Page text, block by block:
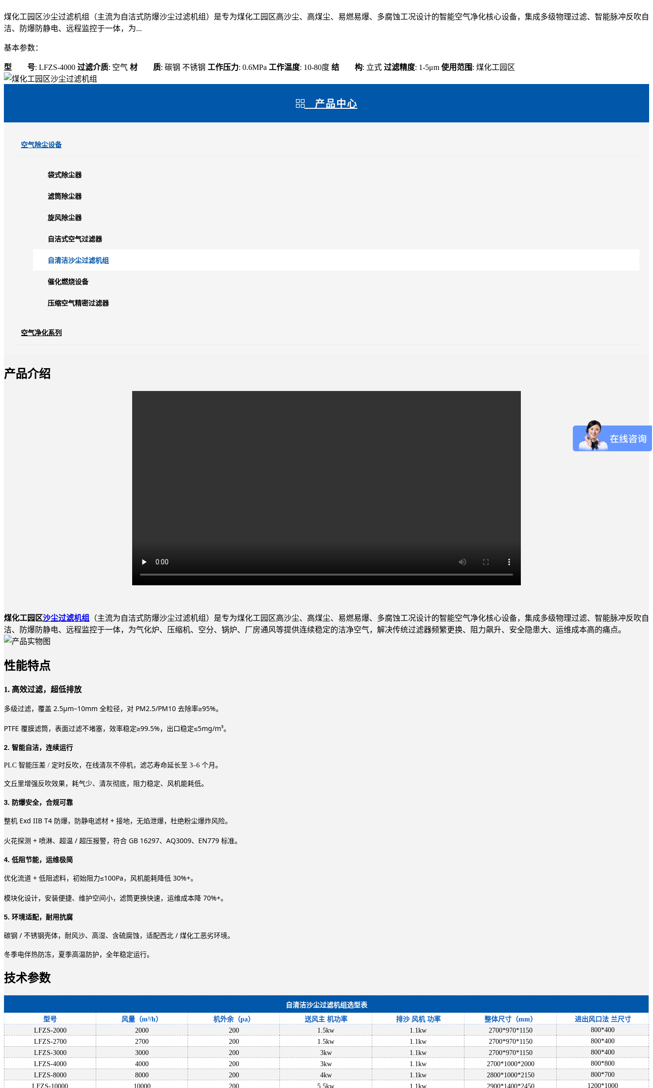
煤化工园区沙尘过滤机组（主流为自洁式防爆沙尘过滤机组）是专为煤化工园区高沙尘、高煤尘、易燃易爆、多腐蚀工况设计的智能空气净化核心设备，集成多级物理过滤、智能脉冲反吹自
洁、防爆防静电、远程监控于一体，为...
基本参数：
型 号: LFZS-4000 过滤介质: 空气 材 质: 碳钢 不锈钢 工作压力: 0.6MPa 工作温度: 10-80度 结 构: 立式 过滤精度: 1-5μm 使用范围: 煤化工园区
产品中心
空气除尘设备
袋式除尘器
滤筒除尘器
旋风除尘器
自洁式空气过滤器
自清洁沙尘过滤机组
催化燃烧设备
压缩空气精密过滤器
空气净化系列
产品介绍
煤化工园区沙尘过滤机组
（主流为自洁式防爆沙尘过滤机组）是专为煤化工园区高沙尘、高煤尘、易燃易爆、多腐蚀工况设计的智能空气净化核心设备，集成多级物理过滤、智能脉冲反吹自
洁、防爆防静电、远程监控于一体，为气化炉、压缩机、空分、锅炉、厂房通风等提供连续稳定的洁净空气，解决传统过滤器频繁更换、阻力飙升、安全隐患大、运维成本高的痛点。
性能特点
1. 高效过滤，超低排放
多级过滤，覆盖 2.5μm–10mm 全粒径，对 PM2.5/PM10 去除率≥95%。
PTFE 覆膜滤筒，表面过滤不堵塞，效率稳定≥99.5%，出口稳定≤5mg/m³。
2. 智能自洁，连续运行
PLC 智能压差 / 定时反吹，在线清灰不停机，滤芯寿命延长至 3–6 个月。
文丘里增强反吹效果，耗气少、清灰彻底，阻力稳定、风机能耗低。
3. 防爆安全，合规可靠
整机 Exd IIB T4 防爆，防静电滤材 + 接地，无焰泄爆，杜绝粉尘爆炸风险。
火花探测 + 喷淋、超温 / 超压报警，符合 GB 16297、AQ3009、EN779 标准。
4. 低阻节能，运维极简
优化流道 + 低阻滤料，初始阻力≤100Pa，风机能耗降低 30%+。
模块化设计，安装便捷、维护空间小，滤筒更换快速，运维成本降 70%+。
5. 环境适配，耐用抗腐
碳钢 / 不锈钢壳体，耐风沙、高湿、含硫腐蚀，适配西北 / 煤化工恶劣环境。
冬季电伴热防冻，夏季高温防护，全年稳定运行。
技术参数
自清洁沙尘过滤机组选型表
型号
风量（m³/h） 机外余（pa） 送风主 机功率 排沙 风机 功率 整体尺寸（mm） 进出风口法 兰尺寸
LFZS-2000
2000 200 1.5kw 1.1kw 2700*970*1150
800*400
LFZS-2700
2700 200 1.5kw 1.1kw 2700*970*1150
800*400
LFZS-3000
3000 200 3kw 1.1kw 2700*970*1150
800*400
LFZS-4000
4000 200 3kw 1.1kw 2700*1000*2000
800*800
LFZS-8000
8000 200 4kw 1.1kw 2800*1000*2150
800*700
LFZS-10000
10000 200 5.5kw 1.1kw 2900*1400*2450 1200*1000